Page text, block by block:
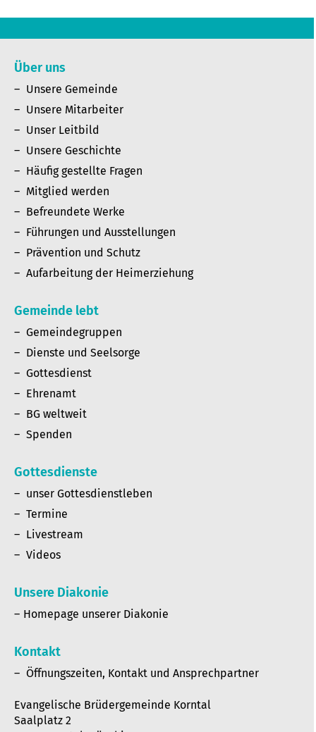
Über uns
Unsere Gemeinde
Unsere Mitarbeiter
Unser Leitbild
Unsere Geschichte
Häufig gestellte Fragen
Mitglied werden
Befreundete Werke
Führungen und Ausstellungen
Prävention und Schutz
Aufarbeitung der Heimerziehung
Gemeinde lebt
Gemeindegruppen
Dienste und Seelsorge
Gottesdienst
Ehrenamt
BG weltweit
Spenden
Gottesdienste
unser Gottesdienstleben
Termine
Livestream
Videos
Unsere Diakonie
Homepage unserer Diakonie
Kontakt
Öffnungszeiten, Kontakt und Ansprechpartner
Evangelische Brüdergemeinde Korntal
Saalplatz 2